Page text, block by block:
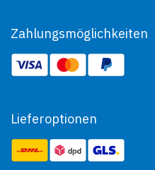
Zahlungsmöglichkeiten
Lieferoptionen